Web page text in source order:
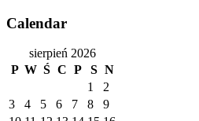
Calendar
sierpień 2026
P W Ś C P S N
1
2
3
4 5 6 7 8
9